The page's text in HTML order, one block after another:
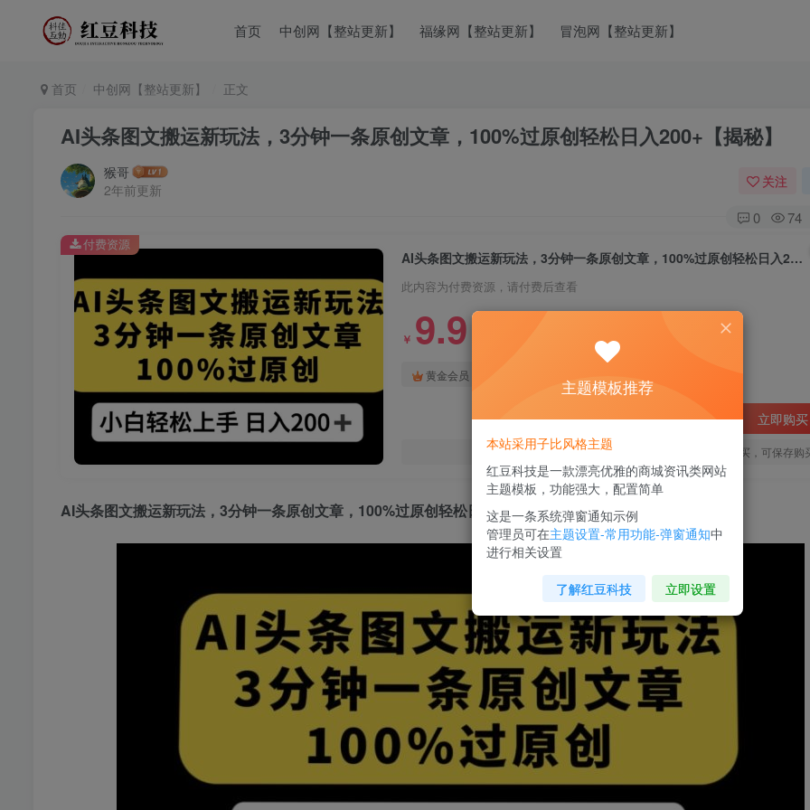
首页 中创网【整站更新】 福缘网【整站更新】 冒泡网【整站更新】
首页 中创网【整站更新】 正文
AI头条图文搬运新玩法，3分钟一条原创文章，100%过原创轻松日入200+【揭秘】
猴哥
2年前更新
关注
0 74
AI头条图文搬运新玩法，3分钟一条原创文章，100%过原创轻松日入200+【揭秘】
此内容为付费资源，请付费后查看
￥ 9.9
黄金会员
立即购买
您当前未登录！建议登陆后购买，可保存购
付费资源
AI头条图文搬运新玩法 ，3分钟一条原创文章，100%过原创轻松日入200+【揭秘】
主题模板推荐
本站采用子比风格主题
红豆科技是一款漂亮优雅的商城资讯类网站
主题模板，功能强大，配置简单
这是一条系统弹窗通知示例
管理员可在主题设置-常用功能-弹窗通知中
进行相关设置
了解红豆科技 立即设置